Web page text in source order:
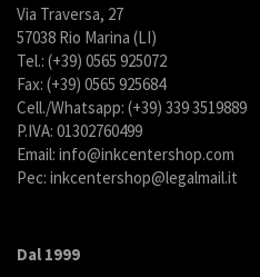
Via Traversa, 27
57038 Rio Marina (LI)
Tel.: (+39) 0565 925072
Fax: (+39) 0565 925684
Cell./Whatsapp: (+39) 339 3519889
P.IVA: 01302760499
Email: info@inkcentershop.com
Pec: inkcentershop@legalmail.it
Dal 1999